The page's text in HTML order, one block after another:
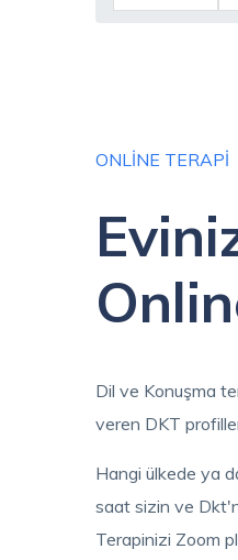
ONLINE TERAPI
Dil ve Konuşma
veren DKT
Hangi ülkede ya
saat sizin ve
Terapinizi Zoom